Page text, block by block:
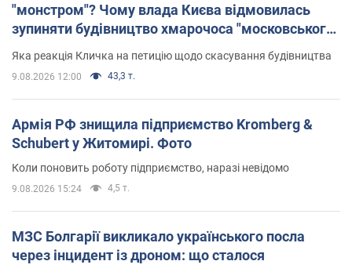
"монстром"? Чому влада Києва відмовилась
зупиняти будівництво хмарочоса "московського
вірянина"
Яка реакція Кличка на петицію щодо скасування будівництва
9.08.2026 12:00 43,3 т.
Армія РФ знищила підприємство Kromberg &
Schubert у Житомирі. Фото
Коли поновить роботу підприємство, наразі невідомо
9.08.2026 15:24 4,5 т.
МЗС Болгарії викликало українського посла
через інцидент із дроном: що сталося